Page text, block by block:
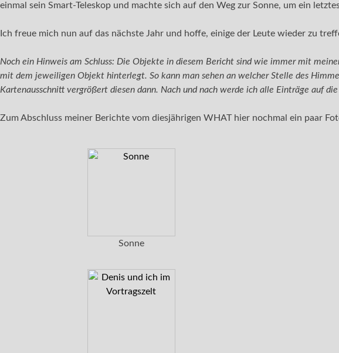
einmal sein Smart-Teleskop und machte sich auf den Weg zur Sonne, um ein
Ich freue mich nun auf das nächste Jahr und hoffe, einige der Leute wieder zu
Noch ein Hinweis am Schluss: Die Objekte in diesem Bericht sind wie immer mit
mit dem jeweiligen Objekt hinterlegt. So kann man sehen an welcher Stelle des
Kartenausschnitt vergrößert diesen dann. Nach und nach werde ich alle Einträge auf
Zum Abschluss meiner Berichte vom diesjährigen WHAT hier nochmal ein paar
Sonne